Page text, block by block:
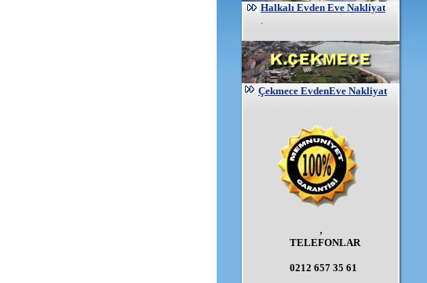
Halkalı Evden Eve Nakliyat
.
Çekmece EvdenEve Nakliyat
,
TELEFONLAR
0212 657 35 61